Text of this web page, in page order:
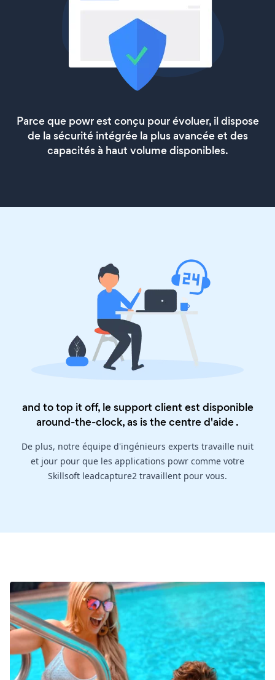
Parce que powr est conçu pour évoluer, il dispose
de la sécurité intégrée la plus avancée et des
capacités à haut volume disponibles.
and to top it off, le support client est disponible
around-the-clock, as is thecentre d'aide.
De plus, notre équipe d'ingénieurs experts travaille nuit
et jour pour que les applications powr comme votre
Skillsoft leadcapture2 travaillent pour vous.